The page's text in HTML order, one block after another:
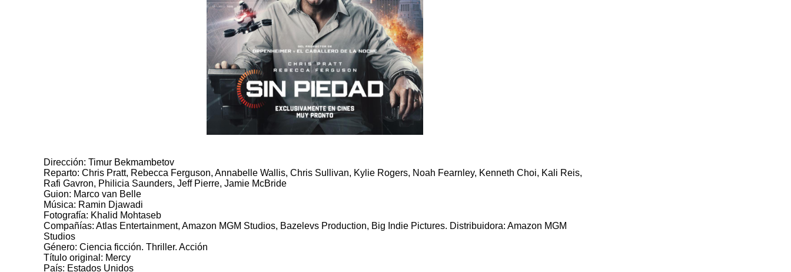
Dirección: Timur Bekmambetov
Reparto: Chris Pratt, Rebecca Ferguson, Annabelle Wallis, Chris Sullivan, Kylie Rogers, Noah Fearnley, Kenneth Choi, Kali Reis,
Rafi Gavron, Philicia Saunders, Jeff Pierre, Jamie McBride
Guion: Marco van Belle
Música: Ramin Djawadi
Fotografía: Khalid Mohtaseb
Compañías: Atlas Entertainment, Amazon MGM Studios, Bazelevs Production, Big Indie Pictures. Distribuidora: Amazon MGM
Studios
Género: Ciencia ficción. Thriller. Acción
Título original: Mercy
País: Estados Unidos